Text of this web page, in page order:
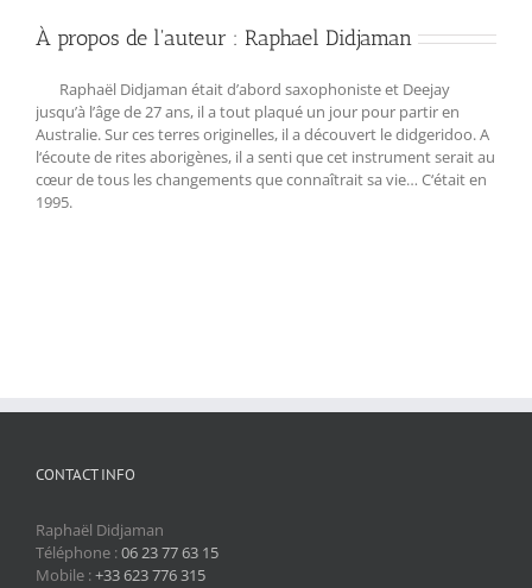
À propos de l'auteur : Raphael Didjaman
Raphaël Didjaman était d’abord saxophoniste et Deejay
jusqu’à l’âge de 27 ans, il a tout plaqué un jour pour partir en
Australie. Sur ces terres originelles, il a découvert le didgeridoo. A
l‘écoute de rites aborigènes, il a senti que cet instrument serait au
cœur de tous les changements que connaîtrait sa vie… C‘était en
1995.
CONTACT INFO
Raphaël Didjaman
Téléphone :06 23 77 63 15
Mobile :+33 623 776 315